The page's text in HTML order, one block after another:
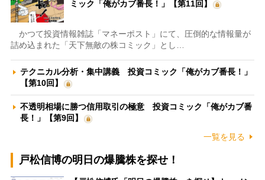
ミック「俺がカブ番長！」【第11回】
かつて投資情報雑誌「マネーポスト」にて、圧倒的な情報量が
詰め込まれた「天下無敵の株コミック」とし…
テクニカル分析・集中講義 投資コミック「俺がカブ番長！」
【第10回】
不透明相場に勝つ信用取引の極意 投資コミック「俺がカブ番
長！」【第9回】
一覧を見る
戸松信博の明日の爆騰株を探せ！